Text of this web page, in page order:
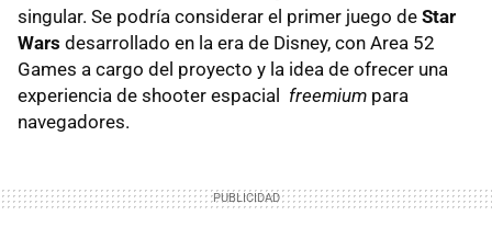
singular. Se podría considerar el primer juego de Star
Wars desarrollado en la era de Disney, con Area 52
Games a cargo del proyecto y la idea de ofrecer una
experiencia de shooter espacial freemium para
navegadores.